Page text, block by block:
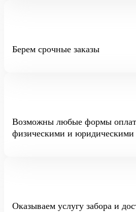
Берем срочные заказы
Возможны любые формы
физическими и
Оказываем услугу забора и